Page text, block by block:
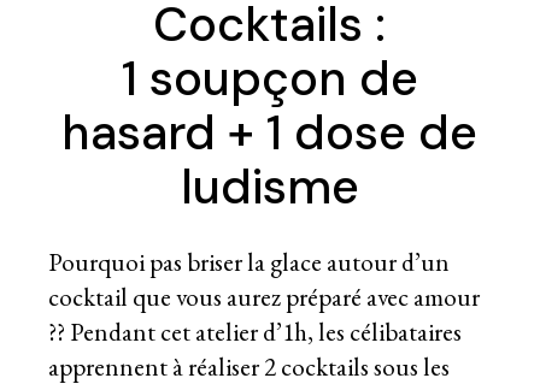
Cocktails :
1 soupçon de
hasard + 1 dose de
ludisme
Pourquoi pas briser la glace autour d’un
cocktail que vous aurez préparé avec amour
?? Pendant cet atelier d’1h, les célibataires
apprennent à réaliser 2 cocktails sous les